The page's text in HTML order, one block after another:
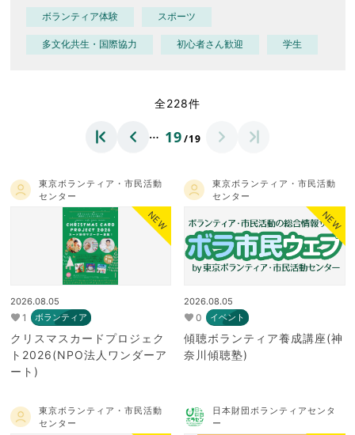
ボランティア体験 スポーツ
多文化共生・国際協力 初心者さん歓迎 学生
全228件
… 19/19
東京ボランティア・市民活動
センター
NEW
2026.08.05
1 ボランティア
クリスマスカードプロジェク
ト2026(NPO法人ワンダーア
ート)
東京ボランティア・市民活動
センター
NEW
2026.08.05
0 イベント
傾聴ボランティア養成講座(神
奈川傾聴塾)
東京ボランティア・市民活動
センター
日本財団ボランティアセンタ
ー